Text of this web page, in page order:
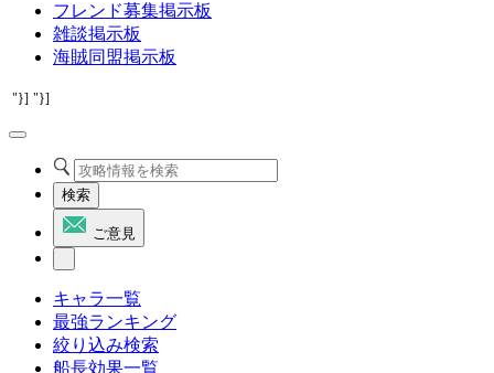
フレンド募集掲示板
雑談掲示板
海賊同盟掲示板
"}] "}]
検索
ご意見
キャラ一覧
最強ランキング
絞り込み検索
船長効果一覧